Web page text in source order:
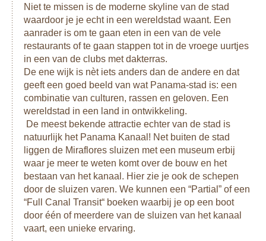
Bocas del Toro is een eilandengroep gelegen aan de
Caribische kant van Panama. Het is het meest toeristische
deel van Panama, maar door de kleinschalige ontwikkeling
op de eilanden hangt er nog steeds een authentieke en
gezellige sfeer. Isla Colón, Isla Carenero en Isla
Bastimentos herbergen de meeste hotelletjes. Als je geluk
hebt, zie je de dolfijnen zo vanuit je hotelkamer
voorbijzwemmen. Barracuda's en pijlstaartroggen zwemmen
ook in deze wateren.
De reis is te verlengen met een bezoek aan de San Blas-
eilanden. De San Blas-eilanden zijn een unieke plek in
Panama omdat dit gebied geheel onder bestuur staat van de
Kuna Yala, een inheemse indianengroep die hier van
oudsher al woont. Het toerisme op deze eilanden valt onder
de noemer ecotoerisme; de accommodaties zijn kleinschalig
en meestal verblijf je bij een indianenfamilie. Alle inkomsten
vloeien terug naar de bewoners. De eilanden zijn prachtig
met witte stranden en azuurblauw water.
Niet te missen is de moderne skyline van de stad
waardoor je je echt in een wereldstad waant. Een
aanrader is om te gaan eten in een van de vele
restaurants of te gaan stappen tot in de vroege uurtjes
in een van de clubs met dakterras.
De ene wijk is nèt iets anders dan de andere en dat
geeft een goed beeld van wat Panama-stad is: een
combinatie van culturen, rassen en geloven. Een
wereldstad in een land in ontwikkeling.
De meest bekende attractie echter van de stad is
natuurlijk het Panama Kanaal! Net buiten de stad
liggen de Miraflores sluizen met een museum erbij
waar je meer te weten komt over de bouw en het
bestaan van het kanaal. Hier zie je ook de schepen
door de sluizen varen. We kunnen een “Partial” of een
“Full Canal Transit“ boeken waarbij je op een boot
door één of meerdere van de sluizen van het kanaal
vaart, een unieke ervaring.